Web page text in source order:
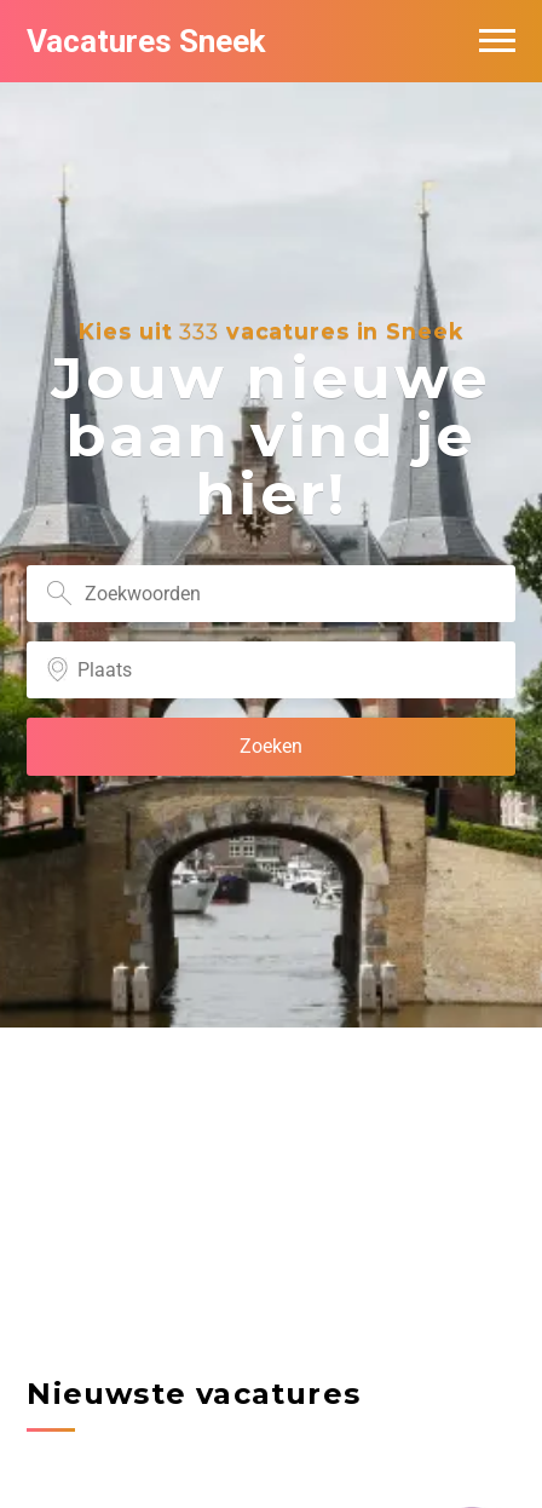
Vacatures Sneek
Kies uit333 vacatures in Sneek
Jouw nieuwe
baan vind je
hier!
Nieuwste vacatures
Vacatures per bedrijf